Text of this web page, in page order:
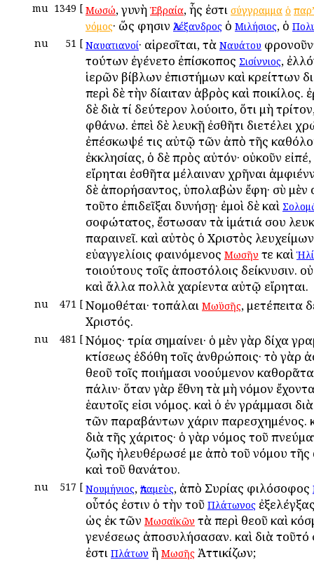
mu 1349 [ Μωσώ, γυνὴ Ἑβραία, ἧς ἐστι σύγγραμμα ὁ παρ’
νόμος· ὥς φησιν Ἀλέξανδρος ὁ Μιλήσιος, ὁ
nu
51 [ Ναυατιανοί· αἱρεσῖται, τὰ Ναυάτου
τούτων ἐγένετο ἐπίσκοπος Σισίννιος,
ἱερῶν βίβλων ἐπιστήμων καὶ κρείττων
περὶ δὲ τὴν δίαιταν ἁβρὸς καὶ
δὲ διὰ τί δεύτερον λούοιτο, ὅτι μὴ
φθάνω. ἐπεὶ δὲ λευκῇ ἐσθῆτι διετέλει
ἐπέσκωψέ τις αὐτῷ τῶν ἀπὸ τῆς
ἐκκλησίας, ὁ δὲ πρὸς αὐτόν· οὐκοῦν
εἴρηται ἐσθῆτα μέλαιναν χρῆναι
δὲ ἀπορήσαντος, ὑπολαβὼν ἔφη· σὺ μὲν
τοῦτο ἐπιδεῖξαι δυνήσῃ· ἐμοὶ δὲ καὶ
σοφώτατος, ἔστωσαν τὰ ἱμάτιά σου
παραινεῖ. καὶ αὐτὸς ὁ Χριστὸς
εὐαγγελίοις φαινόμενος Μωσῆν τε καὶ
τοιούτους τοῖς ἀποστόλοις δείκνυσιν.
καὶ ἄλλα πολλὰ χαρίεντα αὐτῷ εἴρηται.
nu 471 [ Νομοθέται· τοπάλαι Μωϋσῆς, μετέπειτα
Χριστός.
nu 481 [ Νόμος· τρία σημαίνει· ὁ μὲν γὰρ δίχα
κτίσεως ἐδόθη τοῖς ἀνθρώποις· τὸ γὰρ
θεοῦ τοῖς ποιήμασι νοούμενον
πάλιν· ὅταν γὰρ ἔθνη τὰ μὴ νόμον
ἑαυτοῖς εἰσι νόμος. καὶ ὁ ἐν γράμμασι
τῶν παραβάντων χάριν παρεσχημένος.
διὰ τῆς χάριτος· ὁ γὰρ νόμος τοῦ
ζωῆς ἠλευθέρωσέ με ἀπὸ τοῦ νόμου τῆς
καὶ τοῦ θανάτου.
nu 517 [ Νουμήνιος, Ἀπαμεὺς, ἀπὸ Συρίας φιλόσοφος
οὗτός ἐστιν ὁ τὴν τοῦ Πλάτωνος
ὡς ἐκ τῶν Μωσαϊκῶν τὰ περὶ θεοῦ καὶ
γενέσεως ἀποσυλήσασαν. καὶ διὰ τοῦτό
ἐστι Πλάτων ἢ Μωσῆς Ἀττικίζων;